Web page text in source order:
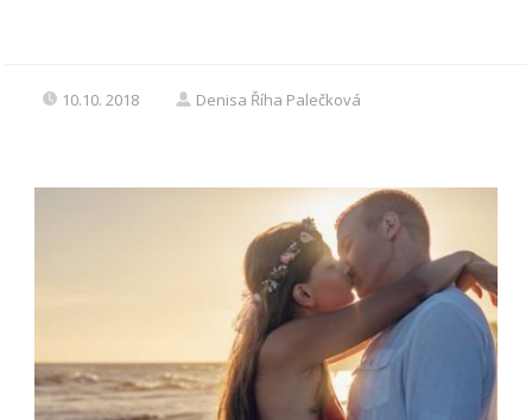
10.10. 2018 Denisa Říha Palečková